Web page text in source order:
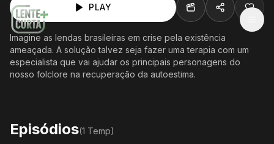
PLAY
Imagine as lendas brasileiras em crise pela existência
ameaçada. A solução talvez seja fazer uma terapia com um
especialista que vai ajudar os principais personagens do
nosso folclore na recuperação da autoestima.
Episódios(1 Temp)